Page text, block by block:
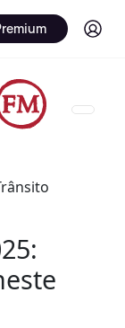
Log in